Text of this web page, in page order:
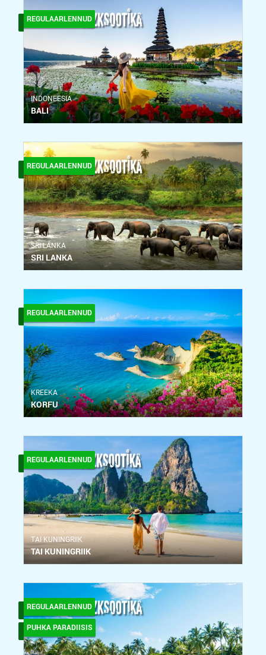
REGULAARLENNUD
INDONEESIA
BALI
REGULAARLENNUD
SRI LANKA
SRI LANKA
REGULAARLENNUD
KREEKA
KORFU
REGULAARLENNUD
ТAI KUNINGRIIK
TAI KUNINGRIIK
REGULAARLENNUD
PUHKA PARADIISIS